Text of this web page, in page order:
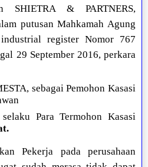
SHIETRA & PARTNERS,
putusan Mahkamah Agung
register Nomor 767
29 September 2016, perkara
sebagai Pemohon Kasasi
Para Termohon Kasasi
Pekerja pada perusahaan